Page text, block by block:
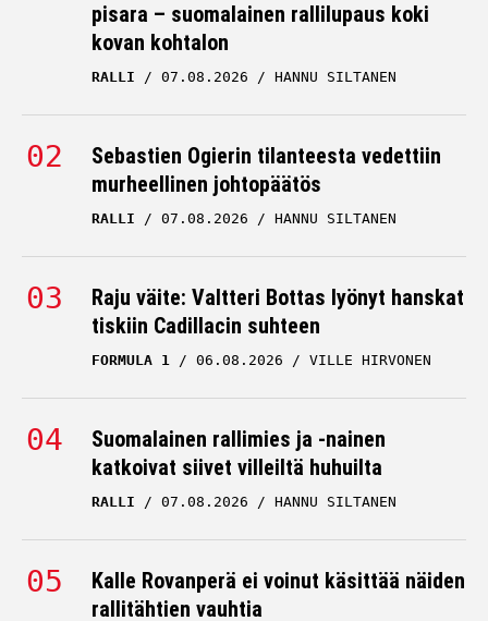
pisara – suomalainen rallilupaus koki
kovan kohtalon
RALLI 07.08.2026 HANNU SILTANEN
Sebastien Ogierin tilanteesta vedettiin
murheellinen johtopäätös
RALLI 07.08.2026 HANNU SILTANEN
Raju väite: Valtteri Bottas lyönyt hanskat
tiskiin Cadillacin suhteen
FORMULA 1 06.08.2026 VILLE HIRVONEN
Suomalainen rallimies ja -nainen
katkoivat siivet villeiltä huhuilta
RALLI 07.08.2026 HANNU SILTANEN
Kalle Rovanperä ei voinut käsittää näiden
rallitähtien vauhtia